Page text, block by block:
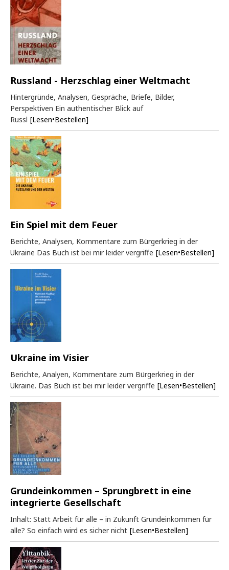
Russland - Herzschlag einer Weltmacht
Hintergründe, Analysen, Gespräche, Briefe, Bilder,
Perspektiven Ein authentischer Blick auf
Russl [Lesen•Bestellen]
Ein Spiel mit dem Feuer
Berichte, Analysen, Kommentare zum Bürgerkrieg in der
Ukraine Das Buch ist bei mir leider vergriffe [Lesen•Bestellen]
Ukraine im Visier
Berichte, Analyen, Kommentare zum Bürgerkrieg in der
Ukraine. Das Buch ist bei mir leider vergriffe [Lesen•Bestellen]
Grundeinkommen – Sprungbrett in eine
integrierte Gesellschaft
Inhalt: Statt Arbeit für alle – in Zukunft Grundeinkommen für
alle? So einfach wird es sicher nicht [Lesen•Bestellen]